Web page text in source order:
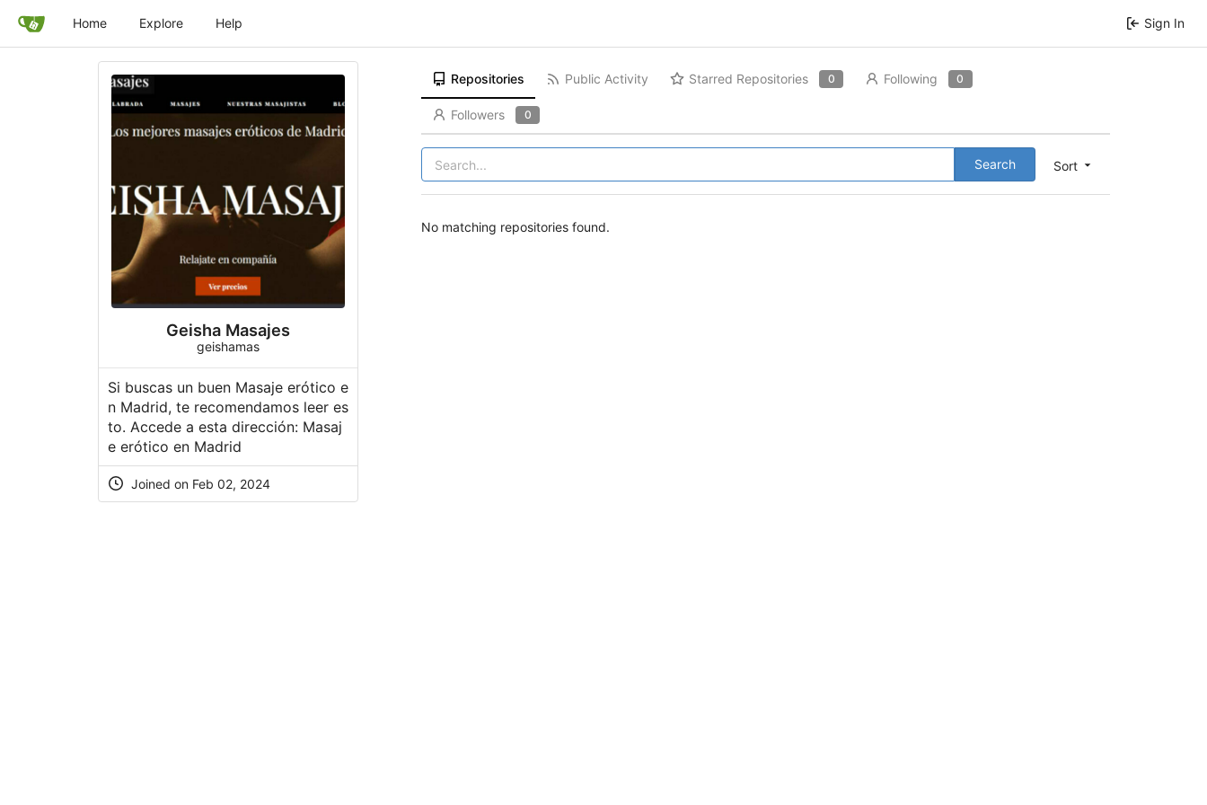
Home Explore Help Sign In
Geisha Masajes
geishamas
Si buscas un buen Masaje erótico e
n Madrid, te recomendamos leer es
to. Accede a esta dirección: Masaj
e erótico en Madrid
Joined on Feb 02, 2024
Repositories Public Activity Starred Repositories 0 Following 0
Followers 0
Sort
Search
No matching repositories found.